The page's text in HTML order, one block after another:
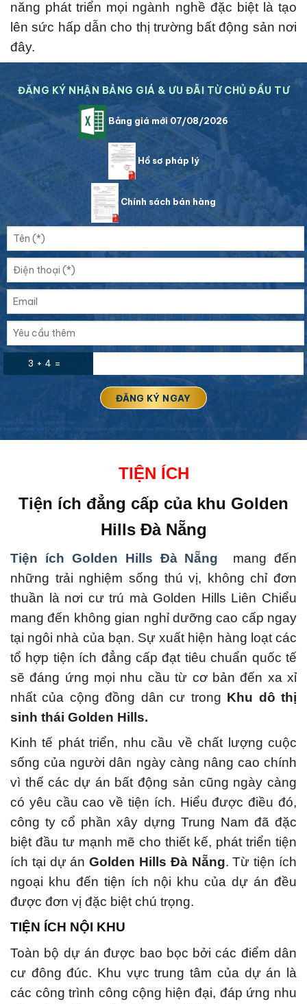
năng phát triển mọi ngành nghề đặc biệt là tạo
lên sức hấp dẫn cho thị trường bất động sản nơi
đây.
ĐĂNG KÝ NHẬN BẢNG GIÁ & ƯU ĐÃI TỪ CHỦ ĐẦU TƯ
Bảng giá mới 07/08/2026
Hồ sơ pháp lý
Chính sách bán hàng
3 + 4 =
TIỆN ÍCH
Tiện ích đẳng cấp của khu Golden
Hills Đà Nẵng
Tiện ích Golden Hills Đà Nẵng mang đến
những trải nghiệm sống thú vị, không chỉ đơn
thuần là nơi cư trú mà Golden Hills Liên Chiểu
mang đến không gian nghỉ dưỡng cao cấp ngay
tại ngôi nhà của bạn. Sự xuất hiện hàng loạt các
tổ hợp tiện ích đẳng cấp đạt tiêu chuẩn quốc tế
sẽ đáng ứng mọi nhu cầu từ cơ bản đến xa xỉ
nhất của cộng đồng dân cư trong Khu dô thị
sinh thái Golden Hills.
Kinh tế phát triển, nhu cầu về chất lượng cuộc
sống của người dân ngày càng nâng cao chính
vì thế các dự án bất động sản cũng ngày càng
có yêu cầu cao về tiện ích. Hiểu được điều đó,
công ty cổ phần xây dựng Trung Nam đã đặc
biệt đầu tư mạnh mẽ cho thiết kế, phát triển tiện
ích tại dự ánGolden Hills Đà Nẵng. Từ tiện ích
ngoại khu đến tiện ích nội khu của dự án đều
được đơn vị đặc biệt chú trọng.
TIỆN ÍCH NỘI KHU
Toàn bộ dự án được bao bọc bởi các điểm dân
cư đông đúc. Khu vực trung tâm của dự án là
các công trình công cộng hiện đại, đáp ứng nhu